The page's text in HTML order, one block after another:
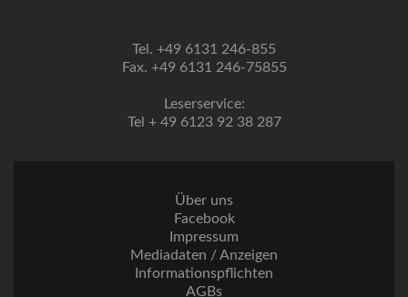
Tel. +49 6131 246-855
Fax. +49 6131 246-75855
Leserservice:
Tel + 49 6123 92 38 287
Über uns
Facebook
Impressum
Mediadaten / Anzeigen
Informationspflichten
AGBs